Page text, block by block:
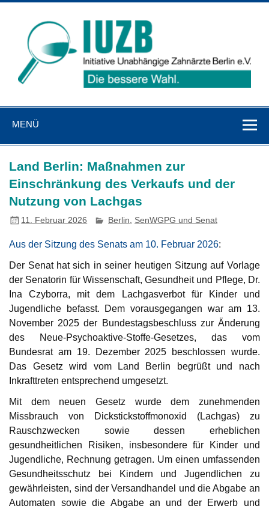
Zum
MENÜ
Land Berlin: Maßnahmen zur
Einschränkung des Verkaufs und der
Nutzung von Lachgas
11. Februar 2026 Berlin SenWGPG und Senat
Aus der Sitzung des Senats am 10. Februar 2026:
Der Senat hat sich in seiner heutigen Sitzung auf Vorlage
der Senatorin für Wissenschaft, Gesundheit und Pflege, Dr.
Ina Czyborra, mit dem Lachgasverbot für Kinder und
Jugendliche befasst. Dem vorausgegangen war am 13.
November 2025 der Bundestagsbeschluss zur Änderung
des Neue-Psychoaktive-Stoffe-Gesetzes, das vom
Bundesrat am 19. Dezember 2025 beschlossen wurde.
Das Gesetz wird vom Land Berlin begrüßt und nach
Inkrafttreten entsprechend umgesetzt.
Mit dem neuen Gesetz wurde dem zunehmenden
Missbrauch von Dickstickstoffmonoxid (Lachgas) zu
Rauschzwecken sowie dessen erheblichen
gesundheitlichen Risiken, insbesondere für Kinder und
Jugendliche, Rechnung getragen. Um einen umfassenden
Gesundheitsschutz bei Kindern und Jugendlichen zu
gewährleisten, sind der Versandhandel und die Abgabe an
Automaten sowie die Abgabe an und der Erwerb und